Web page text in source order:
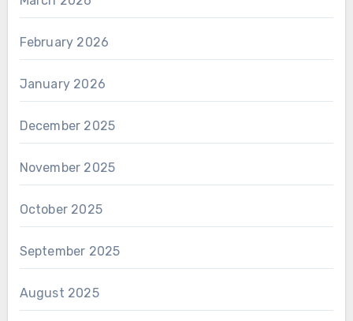
February 2026
January 2026
December 2025
November 2025
October 2025
September 2025
August 2025